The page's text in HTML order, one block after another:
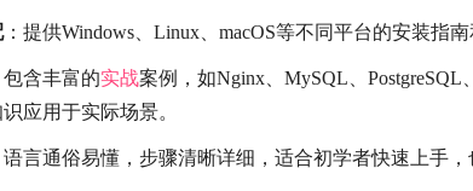
：提供Windows、Linux、macOS等不同平台的安装指
包含丰富的实战案例，如Nginx、MySQL、PostgreSQL
应用于实际场景。
语言通俗易懂，步骤清晰详细，适合初学者快速上手